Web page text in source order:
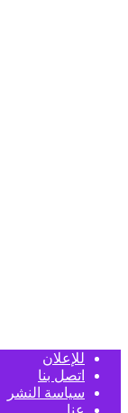
للإعلان
اتصل بنا
سياسة النشر
عنا